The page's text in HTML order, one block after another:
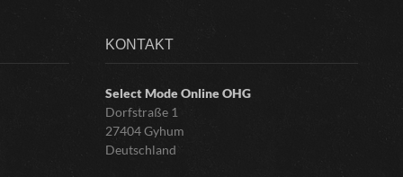
KONTAKT
Select Mode OnlineOHG
Dorfstraße 1
27404 Gyhum
Deutschland